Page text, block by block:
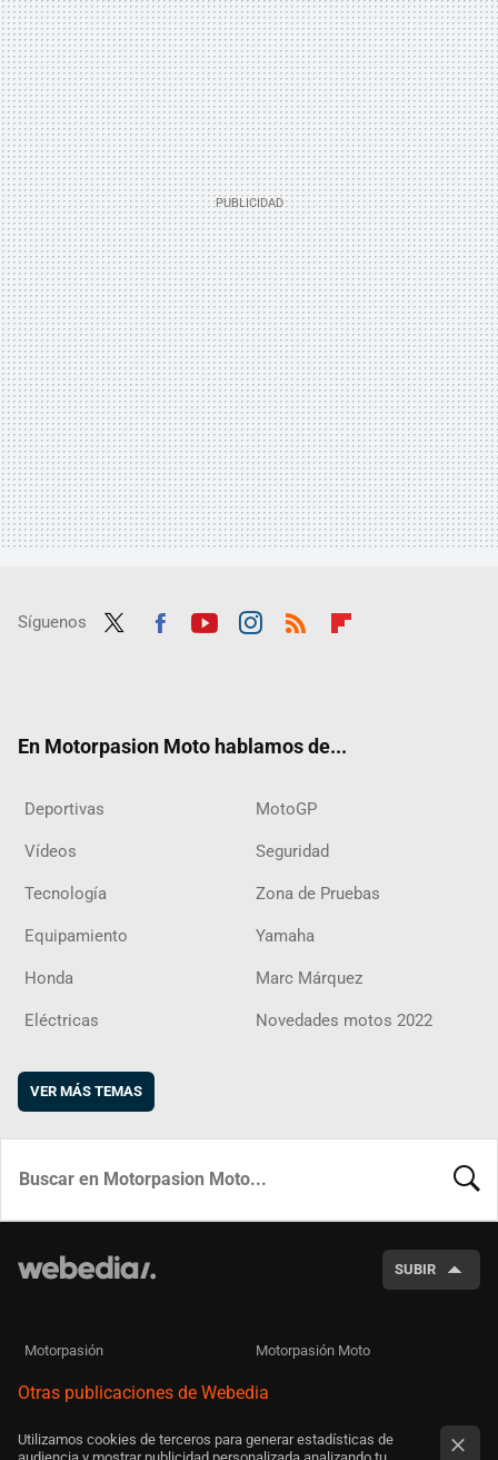
Síguenos
En Motorpasion Moto hablamos de...
Deportivas MotoGP
Vídeos Seguridad
Tecnología Zona de Pruebas
Equipamiento Yamaha
Honda Marc Márquez
Eléctricas Novedades motos 2022
VER MÁS TEMAS
SUBIR
Motorpasión Motorpasión Moto
Otras publicaciones de Webedia
Utilizamos cookies de terceros para generar estadísticas de